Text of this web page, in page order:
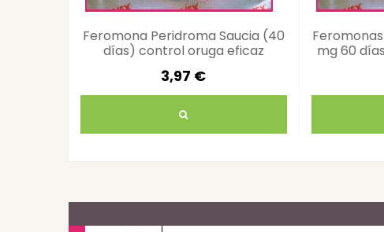
Feromona Peridroma Saucia (40
días) control oruga eficaz
3,97 €
mg 60